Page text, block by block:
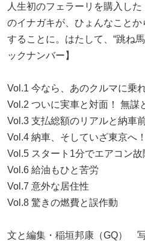
人生初のフェラーリを購入し
のイナガキが、ひょんなこと
することに。はたして、“跳ね
ックナンバー】
Vol.1 今なら、あのクルマに乗
Vol.2 ついに実車と対面！ 無謀
Vol.3 支払総額のリアルと納車
Vol.4 納車、そしていざ東京へ！
Vol.5 スタート1分でエアコン故
Vol.6 給油もひと苦労
Vol.7 意外な居住性
Vol.8 驚きの燃費と誤作動
文と編集・稲垣邦康（GQ）